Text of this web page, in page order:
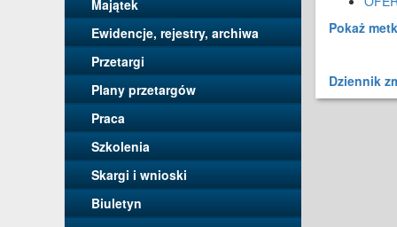
Majątek
Ewidencje, rejestry, archiwa
Przetargi
Plany przetargów
Praca
Szkolenia
Skargi i wnioski
Biuletyn
Pokaż
Dziennik